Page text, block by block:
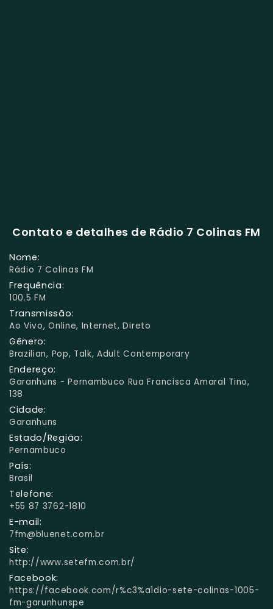
Contato e detalhes de Rádio 7 Colinas FM
Nome:
Rádio 7 Colinas FM
Frequência:
100.5 FM
Transmissão:
Ao Vivo, Online, Internet, Direto
Gênero:
Brazilian, Pop, Talk, Adult Contemporary
Endereço:
Garanhuns - Pernambuco Rua Francisca Amaral Tino,
138
Cidade:
Garanhuns
Estado/Região:
Pernambuco
País:
Brasil
Telefone:
+55 87 3762-1810
E-mail:
7fm@bluenet.com.br
Site:
http://www.setefm.com.br/
Facebook:
https://facebook.com/r%c3%a1dio-sete-colinas-1005-
fm-garunhunspe